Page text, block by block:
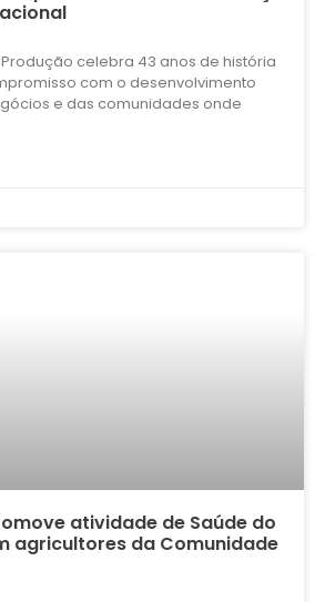
celebra 43 anos de história
com o desenvolvimento
e das comunidades onde
atividade de Saúde do
agricultores da Comunidade